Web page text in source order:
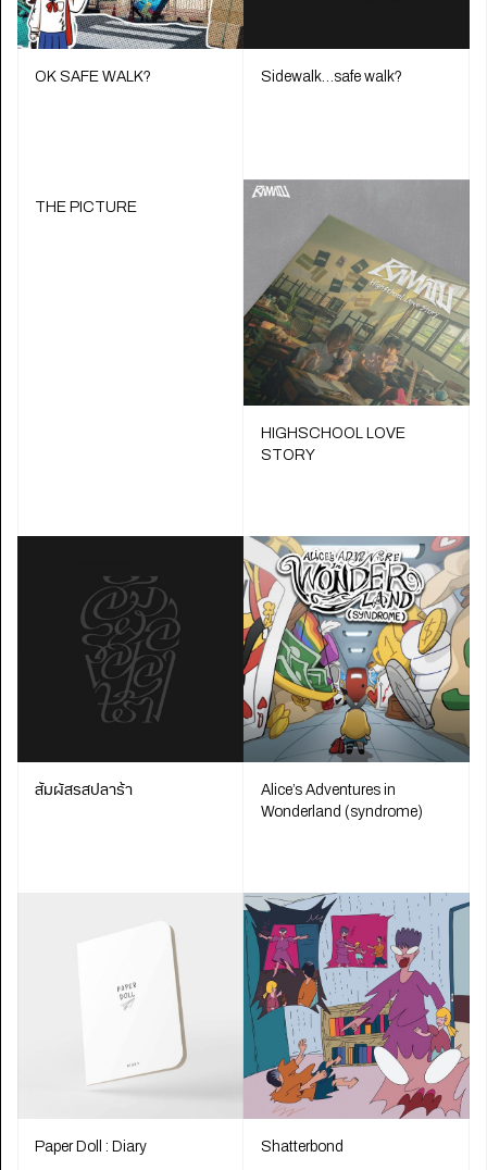
OK SAFE WALK? Sidewalk…safe walk?
THE PICTURE
HIGHSCHOOL LOVE
STORY
สัมผัสรสปลาร้า
Alice’s Adventures in
Wonderland (syndrome)
Paper Doll : Diary Shatterbond